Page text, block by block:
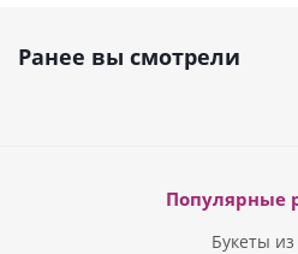
Ранее вы смотрели
Популярные
Букеты из